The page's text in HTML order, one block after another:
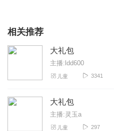
相关推荐
大礼包
主播:ldd600
儿童 3341
大礼包
主播:灵玉a
儿童 297